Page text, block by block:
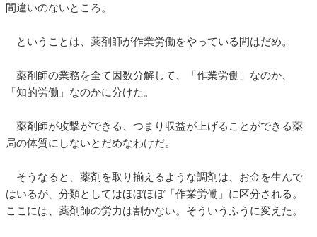
間違いのないところ。
ということは、薬剤師が作業労働をやっている間はだめ。
薬剤師の業務を全て因数分解して、「作業労働」なのか、
「知的労働」なのかに分けた。
薬剤師が攻撃ができる、つまり収益が上げることができる薬
局の体質にしないとだめなわけだ。
そうなると、薬剤を取り揃えるような調剤は、お金を生んで
はいるが、分類としてはほぼほぼ「作業労働」に区分される。
ここには、薬剤師の労力は割かない。そういうふうに変えた。